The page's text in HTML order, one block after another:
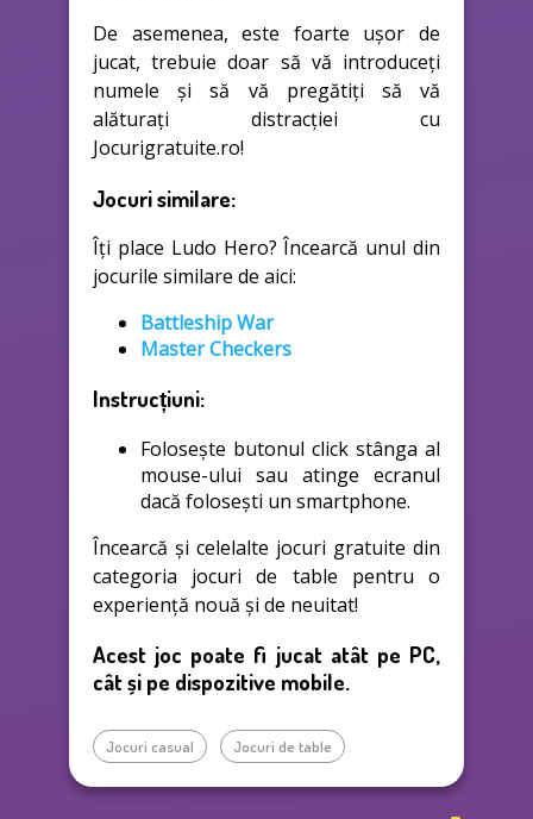
De asemenea, este foarte ușor de
jucat, trebuie doar să vă introduceți
numele și să vă pregătiți să vă
alăturați distracției cu
Jocurigratuite.ro!
Jocuri similare:
Îți place Ludo Hero? Încearcă unul din
jocurile similare de aici:
Battleship War
Master Checkers
Instrucțiuni:
Folosește butonul click stânga al
mouse-ului sau atinge ecranul
dacă folosești un smartphone.
Încearcă și celelalte jocuri gratuite din
categoria jocuri de table pentru o
experiență nouă și de neuitat!
Acest joc poate fi jucat atât pe PC,
cât și pe dispozitive mobile.
Jocuri casual Jocuri de table